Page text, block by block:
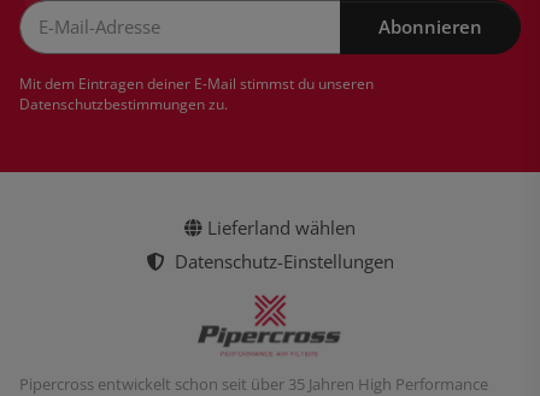
Abonnieren
Mit dem Eintragen deiner E-Mail stimmst du unseren
Datenschutzbestimmungenzu.
Lieferland wählen
Datenschutz-Einstellungen
Pipercross entwickelt schon seit über 35 Jahren High Performance